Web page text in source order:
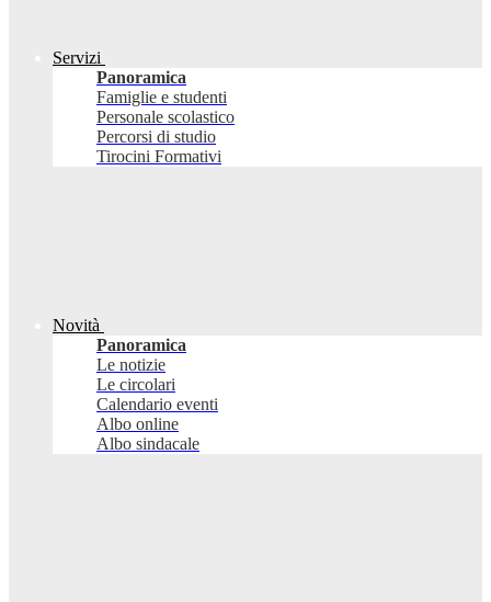
Servizi
Panoramica
Famiglie e studenti
Personale scolastico
Percorsi di studio
Tirocini Formativi
Novità
Panoramica
Le notizie
Le circolari
Calendario eventi
Albo online
Albo sindacale